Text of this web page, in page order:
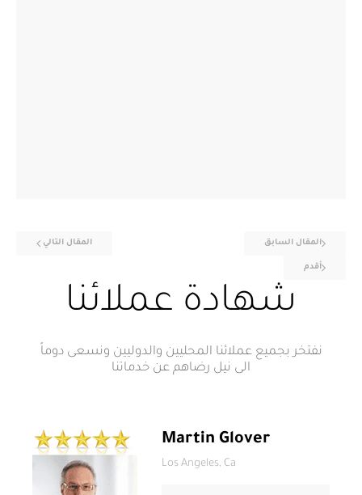
المقال التالي المقال السابق
أقدم
شهادة عملائنا
نفتخر بجميع عملائنا المحليين والدوليين ونسعى دوماً
الى نيل رضاهم عن خدماتنا
Martin Glover
Los Angeles, Ca